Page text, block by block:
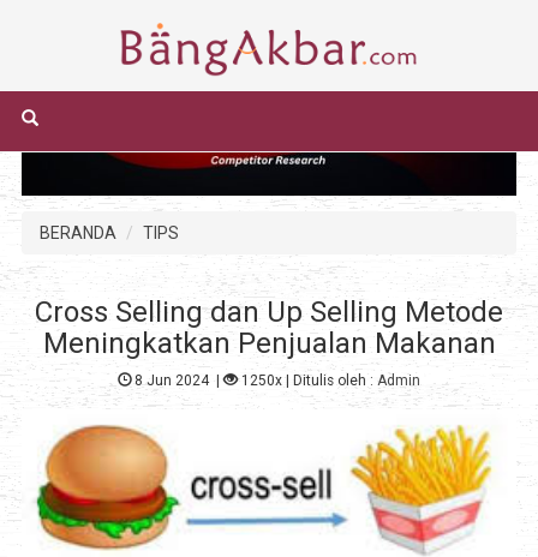
BERANDA TIPS
Cross Selling dan Up Selling Metode
Meningkatkan Penjualan Makanan
8 Jun 2024| 1250x | Ditulis oleh :Admin